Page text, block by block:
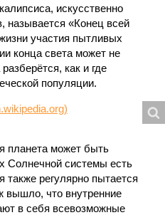
искусственно
называется «Конец всей
участия пытливых
конца света может не
как и где
популяции.
планета может быть
Солнечной системы есть
также регулярно пытается
вышло, что внутренние
в себя всевозможные